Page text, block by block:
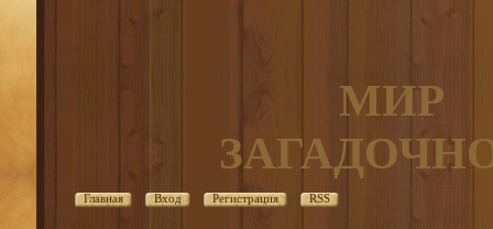
МИР
Главная Вход Регистрация RSS